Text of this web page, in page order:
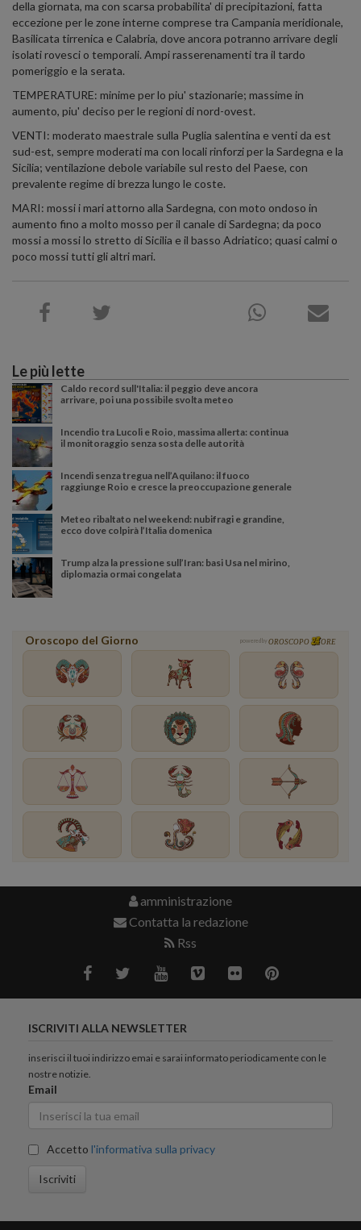
della giornata, ma con scarsa probabilita' di precipitazioni, fatta
eccezione per le zone interne comprese tra Campania meridionale,
Basilicata tirrenica e Calabria, dove ancora potranno arrivare degli
isolati rovesci o temporali. Ampi rasserenamenti tra il tardo
pomeriggio e la serata.
TEMPERATURE: minime per lo piu' stazionarie; massime in
aumento, piu' deciso per le regioni di nord-ovest.
VENTI: moderato maestrale sulla Puglia salentina e venti da est
sud-est, sempre moderati ma con locali rinforzi per la Sardegna e la
Sicilia; ventilazione debole variabile sul resto del Paese, con
prevalente regime di brezza lungo le coste.
MARI: mossi i mari attorno alla Sardegna, con moto ondoso in
aumento fino a molto mosso per il canale di Sardegna; da poco
mossi a mossi lo stretto di Sicilia e il basso Adriatico; quasi calmi o
poco mossi tutti gli altri mari.
Le più lette
Caldo record sull'Italia: il peggio deve ancora
arrivare, poi una possibile svolta meteo
Incendio tra Lucoli e Roio, massima allerta: continua
il monitoraggio senza sosta delle autorità
Incendi senza tregua nell’Aquilano: il fuoco
raggiunge Roio e cresce la preoccupazione generale
Meteo ribaltato nel weekend: nubifragi e grandine,
ecco dove colpirà l’Italia domenica
Trump alza la pressione sull’Iran: basi Usa nel mirino,
diplomazia ormai congelata
Oroscopo del Giorno powered by OROSCOPO ORE
amministrazione
Contatta la redazione
Rss
ISCRIVITI ALLA NEWSLETTER
inserisci il tuoi indirizzo emai e sarai informato periodicamente con le
nostre notizie.
Email
Accetto l'informativa sulla privacy
Iscriviti